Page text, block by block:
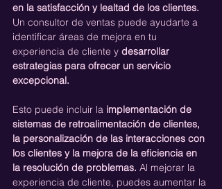
en la satisfacción y lealtad de los clientes.
Un consultor de ventas puede ayudarte a
identificar áreas de mejora en tu
experiencia de cliente y desarrollar
estrategias para ofrecer un servicio
excepcional.
Esto puede incluir la implementación de
sistemas de retroalimentación de clientes,
la personalización de las interacciones con
los clientes y la mejora de la eficiencia en
la resolución de problemas. Al mejorar la
experiencia de cliente, puedes aumentar la